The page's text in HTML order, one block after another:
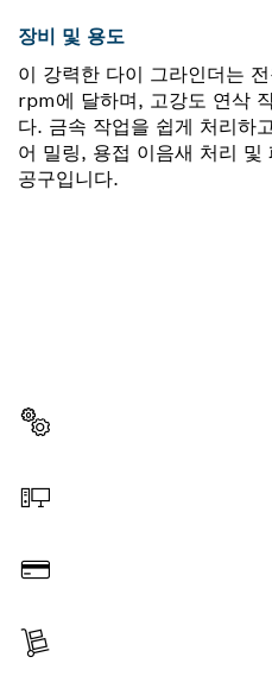
장비 및 용도
이 강력한 다이 그라인더는
rpm에 달하며, 고강도 연삭
다. 금속 작업을 쉽게 처리하
어 밀링, 용접 이음새 처리
공구입니다.